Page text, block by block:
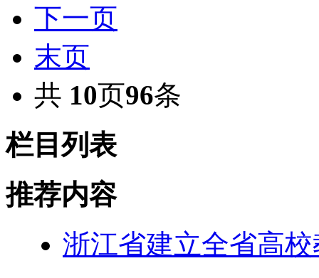
下一页
末页
共 10页96条
栏目列表
推荐内容
浙江省建立全省高